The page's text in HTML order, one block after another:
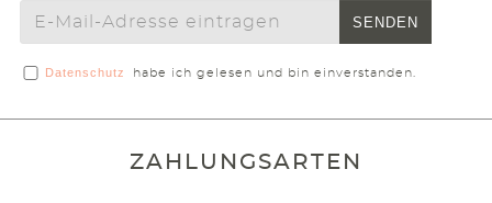
SENDEN
Datenschutz habe ich gelesen und bin einverstanden.
ZAHLUNGSARTEN